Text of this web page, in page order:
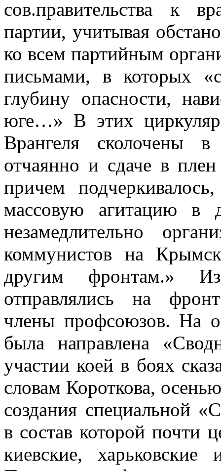
сов.правительства к
партии, учитывая
ко всем партийным
письмами, в которых
глубину опасности,
юге…» В этих
Врангеля сколочены в
отчаянно и сдаче в
причем
массовую агитацию в
незамедлительно
коммунистов на
другим фронтам.»
отправлялись на
члены профсоюзов. На
была направлена
участии коей в боях
словам Короткова,
создания специальной
в состав которой почти
киевские,